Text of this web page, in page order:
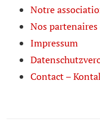
Notre
Nos
Impressum
Contact –